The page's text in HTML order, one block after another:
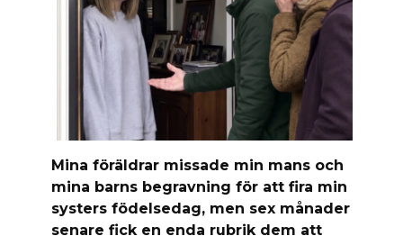
Mina föräldrar missade min mans och
mina barns begravning för att fira min
systers födelsedag, men sex månader
senare fick en enda rubrik dem att